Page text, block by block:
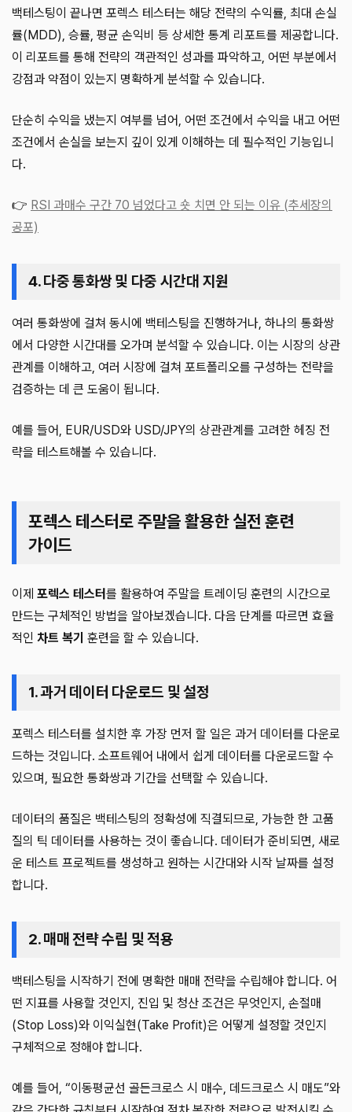
백테스팅이 끝나면 포렉스 테스터는 해당 전략의 수익률, 최대 손실
률(MDD), 승률, 평균 손익비 등 상세한 통계 리포트를 제공합니다.
이 리포트를 통해 전략의 객관적인 성과를 파악하고, 어떤 부분에서
강점과 약점이 있는지 명확하게 분석할 수 있습니다.
단순히 수익을 냈는지 여부를 넘어, 어떤 조건에서 수익을 내고 어떤
조건에서 손실을 보는지 깊이 있게 이해하는 데 필수적인 기능입니
다.
👉 RSI 과매수 구간 70 넘었다고 숏 치면 안 되는 이유 (추세장의
공포)
4. 다중 통화쌍 및 다중 시간대 지원
여러 통화쌍에 걸쳐 동시에 백테스팅을 진행하거나, 하나의 통화쌍
에서 다양한 시간대를 오가며 분석할 수 있습니다. 이는 시장의 상관
관계를 이해하고, 여러 시장에 걸쳐 포트폴리오를 구성하는 전략을
검증하는 데 큰 도움이 됩니다.
예를 들어, EUR/USD와 USD/JPY의 상관관계를 고려한 헤징 전
략을 테스트해볼 수 있습니다.
포렉스 테스터로 주말을 활용한 실전 훈련
가이드
이제 포렉스 테스터를 활용하여 주말을 트레이딩 훈련의 시간으로
만드는 구체적인 방법을 알아보겠습니다. 다음 단계를 따르면 효율
적인 차트 복기 훈련을 할 수 있습니다.
1. 과거 데이터 다운로드 및 설정
포렉스 테스터를 설치한 후 가장 먼저 할 일은 과거 데이터를 다운로
드하는 것입니다. 소프트웨어 내에서 쉽게 데이터를 다운로드할 수
있으며, 필요한 통화쌍과 기간을 선택할 수 있습니다.
데이터의 품질은 백테스팅의 정확성에 직결되므로, 가능한 한 고품
질의 틱 데이터를 사용하는 것이 좋습니다. 데이터가 준비되면, 새로
운 테스트 프로젝트를 생성하고 원하는 시간대와 시작 날짜를 설정
합니다.
2. 매매 전략 수립 및 적용
백테스팅을 시작하기 전에 명확한 매매 전략을 수립해야 합니다. 어
떤 지표를 사용할 것인지, 진입 및 청산 조건은 무엇인지, 손절매
(Stop Loss)와 이익실현(Take Profit)은 어떻게 설정할 것인지
구체적으로 정해야 합니다.
예를 들어, “이동평균선 골든크로스 시 매수, 데드크로스 시 매도”와